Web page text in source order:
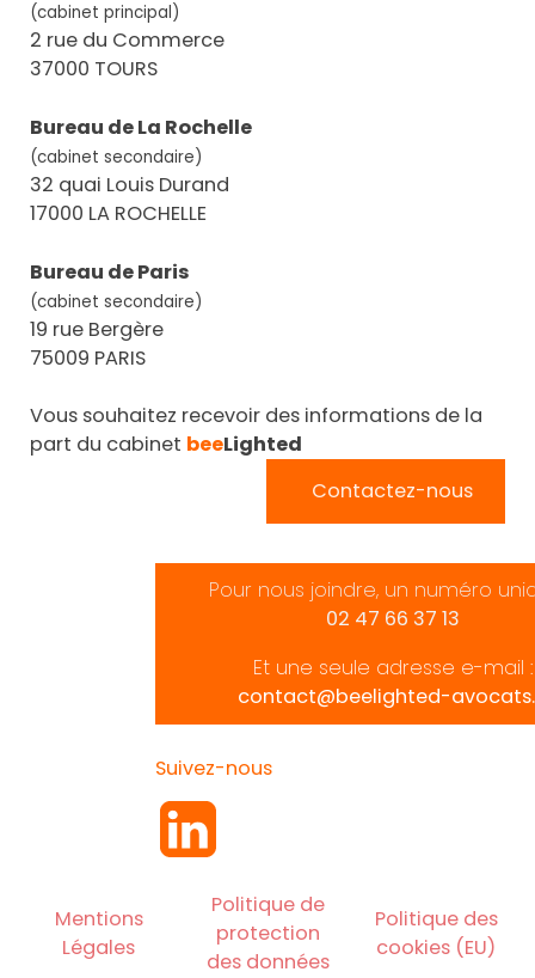
(cabinet principal)
2 rue du Commerce
37000 TOURS
Bureau de La Rochelle
(cabinet secondaire)
32 quai Louis Durand
17000 LA ROCHELLE
Bureau de Paris
(cabinet secondaire)
19 rue Bergère
75009 PARIS
Vous souhaitez recevoir des informations de la
part du cabinet beeLighted
Contactez-nous
Pour nous joindre, un numéro
02 47 66 37 13
Et une seule adresse e-mail :
contact@beelighted-
Suivez-nous
Mentions
Légales
Politique de
protection
des données
Politique des
cookies (EU)